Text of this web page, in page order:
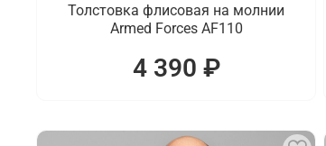
Толстовка флисовая на молнии
Armed Forces AF110
4 390 ₽